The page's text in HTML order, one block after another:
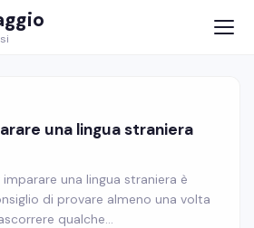
una lingua straniera
una lingua straniera è
di provare almeno una volta
qualche…